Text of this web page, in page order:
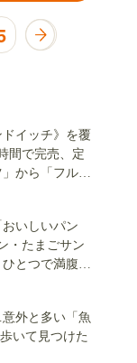
イッチ》を覆
間で完売、定
から「フルー
いしいパン
・たまごサン
とつで満腹の
外と多い「魚
いて見つけた